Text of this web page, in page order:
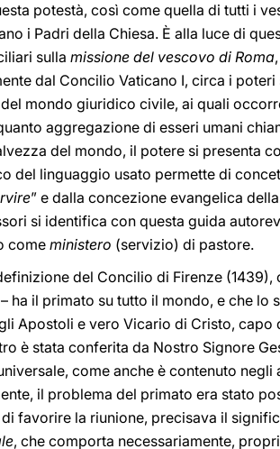
potestà, così come quella di tutti i
i Padri della Chiesa. È alla luce di
sulla missione del vescovo di Roma
dal Concilio Vaticano I, circa i
mondo giuridico civile, ai quali
aggregazione di esseri umani
del mondo, il potere si presenta
del linguaggio usato permette di
” e dalla concezione evangelica
si identifica con questa guida
comeministero (servizio) di pastore.
del Concilio di Firenze (1439),
ha il primato su tutto il mondo, e che lo
Apostoli e vero Vicario di Cristo, capo
è stata conferita da Nostro Signore
come anche è contenuto
il problema del primato era stato
favorire la riunione, precisava il
, che comporta necessariamente,